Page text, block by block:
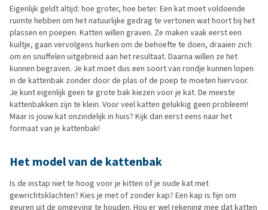
Eigenlijk geldt altijd: hoe groter, hoe beter. Een kat moet voldoende
ruimte hebben om het natuurlijke gedrag te vertonen wat hoort bij het
plassen en poepen. Katten willen graven. Ze maken vaak eerst een
kuiltje, gaan vervolgens hurken om de behoefte te doen, draaien zich
om en snuffelen uitgebreid aan het resultaat. Daarna willen ze het
kunnen begraven. Je kat moet dus een soort van rondje kunnen lopen
in de kattenbak zonder door de plas of de poep te moeten hiervoor.
Je kunt eigenlijk geen te grote bak kiezen voor je kat. De meeste
kattenbakken zijn te klein. Voor veel katten gelukkig geen probleem!
Maar is jouw kat onzindelijk in huis? Kijk dan eerst eens naar het
formaat van je kattenbak!
Het model van de kattenbak
Is de instap niet te hoog voor je kitten of je oude kat met
gewrichtsklachten? Kies je met of zonder kap? Een kap is fijn om
geuren uit de omgeving te houden. Hou er wel rekening mee dat katten